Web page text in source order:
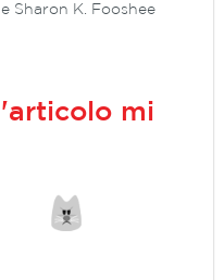
Sharon K. Fooshee
mi